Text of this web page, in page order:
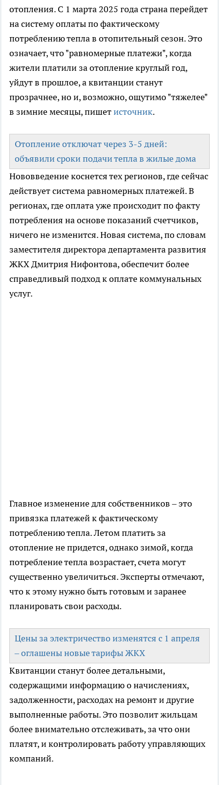
отопления. С 1 марта 2025 года страна перейдет
на систему оплаты по фактическому
потреблению тепла в отопительный сезон. Это
означает, что "равномерные платежи", когда
жители платили за отопление круглый год,
уйдут в прошлое, а квитанции станут
прозрачнее, но и, возможно, ощутимо "тяжелее"
в зимние месяцы, пишетисточник.
Отопление отключат через 3-5 дней:
объявили сроки подачи тепла в жилые дома
Нововведение коснется тех регионов, где сейчас
действует система равномерных платежей. В
регионах, где оплата уже происходит по факту
потребления на основе показаний счетчиков,
ничего не изменится. Новая система, по словам
заместителя директора департамента развития
ЖКХ Дмитрия Нифонтова, обеспечит более
справедливый подход к оплате коммунальных
услуг.
Главное изменение для собственников – это
привязка платежей к фактическому
потреблению тепла. Летом платить за
отопление не придется, однако зимой, когда
потребление тепла возрастает, счета могут
существенно увеличиться. Эксперты отмечают,
что к этому нужно быть готовым и заранее
планировать свои расходы.
Цены за электричество изменятся с 1 апреля
– оглашены новые тарифы ЖКХ
Квитанции станут более детальными,
содержащими информацию о начислениях,
задолженности, расходах на ремонт и другие
выполненные работы. Это позволит жильцам
более внимательно отслеживать, за что они
платят, и контролировать работу управляющих
компаний.